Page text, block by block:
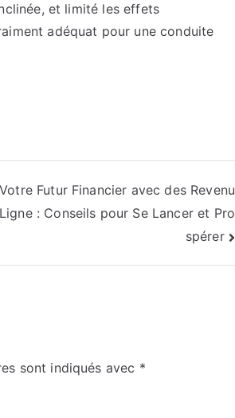
et limité les effets
adéquat pour une conduite
Futur Financier avec des Revenu
: Conseils pour Se Lancer et Pro
spérer
sont indiqués avec *